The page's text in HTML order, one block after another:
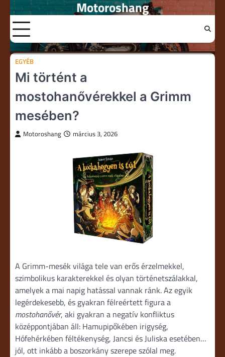
content
Motoroshang
EGYÉB
Mi történt a
mostohanővérekkel a Grimm
mesében?
Motoroshang március 3, 2026
A Grimm-mesék világa tele van erős érzelmekkel,
szimbolikus karakterekkel és olyan történetszálakkal,
amelyek a mai napig hatással vannak ránk. Az egyik
legérdekesebb, és gyakran félreértett figura a
mostohanővér, aki gyakran a negatív konfliktus
középpontjában áll: Hamupipőkében irigység,
Hófehérkében féltékenység, Jancsi és Juliska esetében…
jól, ott inkább a boszorkány szerepe szólal meg.